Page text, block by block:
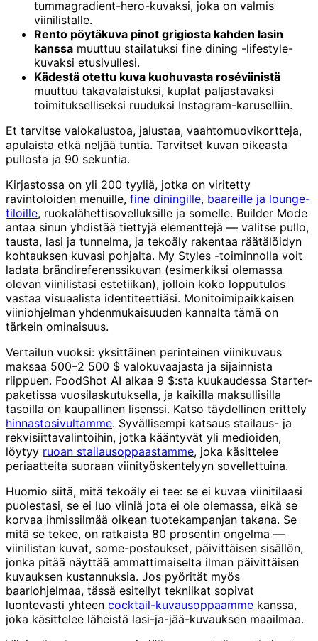
tummagradient-hero-kuvaksi, joka on valmis
viinilistalle.
Rento pöytäkuva pinot grigiosta kahden lasin
kanssa muuttuu stailatuksi fine dining -lifestyle-
kuvaksi etusivullesi.
Kädestä otettu kuva kuohuvasta roséviinistä
muuttuu takavalaistuksi, kuplat paljastavaksi
toimitukselliseksi ruuduksi Instagram-karuselliin.
Et tarvitse valokalustoa, jalustaa, vaahtomuovikortteja,
apulaista etkä neljää tuntia. Tarvitset kuvan oikeasta
pullosta ja 90 sekuntia.
Kirjastossa on yli 200 tyyliä, jotka on viritetty
ravintoloiden menuille, fine diningille, baareille ja lounge-
tiloille, ruokalähettisovelluksille ja somelle. Builder Mode
antaa sinun yhdistää tiettyjä elementtejä — valitse pullo,
tausta, lasi ja tunnelma, ja tekoäly rakentaa räätälöidyn
kohtauksen kuvasi pohjalta. My Styles -toiminnolla voit
ladata brändireferenssikuvan (esimerkiksi olemassa
olevan viinilistasi estetiikan), jolloin koko lopputulos
vastaa visuaalista identiteettiäsi. Monitoimipaikkaisen
viiniohjelman yhdenmukaisuuden kannalta tämä on
tärkein ominaisuus.
Vertailun vuoksi: yksittäinen perinteinen viinikuvaus
maksaa 500–2 500 $ valokuvaajasta ja sijainnista
riippuen. FoodShot AI alkaa 9 $:sta kuukaudessa Starter-
paketissa vuosilaskutuksella, ja kaikilla maksullisilla
tasoilla on kaupallinen lisenssi. Katso täydellinen erittely
hinnastosivultamme. Syvällisempi katsaus stailaus- ja
rekvisiittavalintoihin, jotka kääntyvät yli medioiden,
löytyy ruoan stailausoppaastamme, joka käsittelee
periaatteita suoraan viinityöskentelyyn sovellettuina.
Huomio siitä, mitä tekoäly ei tee: se ei kuvaa viinitilaasi
puolestasi, se ei luo viiniä jota ei ole olemassa, eikä se
korvaa ihmissilmää oikean tuotekampanjan takana. Se
mitä se tekee, on ratkaista 80 prosentin ongelma —
viinilistan kuvat, some-postaukset, päivittäisen sisällön,
jonka pitää näyttää ammattimaiselta ilman päivittäisen
kuvauksen kustannuksia. Jos pyörität myös
baariohjelmaa, tässä esitellyt tekniikat sopivat
luontevasti yhteen cocktail-kuvausoppaamme kanssa,
joka käsittelee läheistä lasi-ja-jää-kuvauksen maailmaa.